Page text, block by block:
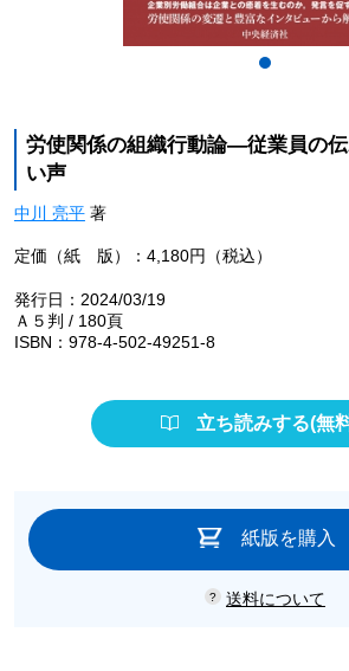
労使関係の組織行動論―従業員の
い声
中川 亮平著
定価（紙 版）：4,180円（税込）
発行日：2024/03/19
Ａ５判 / 180頁
ISBN：978-4-502-49251-8
立ち読みする(無
紙版を購入
送料について